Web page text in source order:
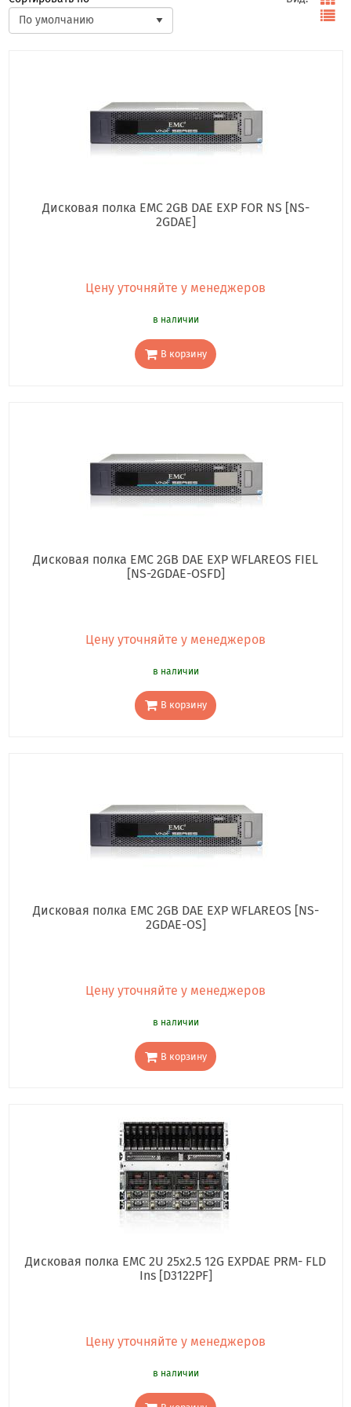
Дисковая полка EMC 2GB DAE EXP FOR NS [NS-
2GDAE]
Цену уточняйте у менеджеров
в наличии
В корзину
Дисковая полка EMC 2GB DAE EXP WFLAREOS FIEL
[NS-2GDAE-OSFD]
Цену уточняйте у менеджеров
в наличии
В корзину
Дисковая полка EMC 2GB DAE EXP WFLAREOS [NS-
2GDAE-OS]
Цену уточняйте у менеджеров
в наличии
В корзину
Дисковая полка EMC 2U 25x2.5 12G EXPDAE PRM- FLD
Ins [D3122PF]
Цену уточняйте у менеджеров
в наличии